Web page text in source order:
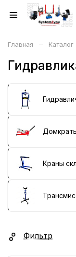
Главная – Каталог
Краны
Фильтр